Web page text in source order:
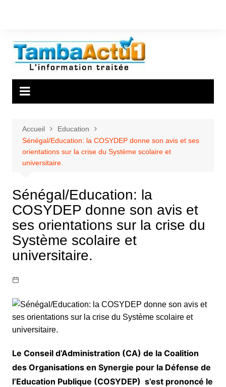
Accueil
Education
Sénégal/Education: la COSYDEP donne son avis et ses
orientations sur la crise du Système scolaire et
universitaire.
Sénégal/Education: la
COSYDEP donne son avis et
ses orientations sur la crise du
Système scolaire et
universitaire.
Le Conseil d’Administration (CA) de la Coalition
des Organisations en Synergie pour la Défense de
l’Education Publique (COSYDEP) s’est prononcé le